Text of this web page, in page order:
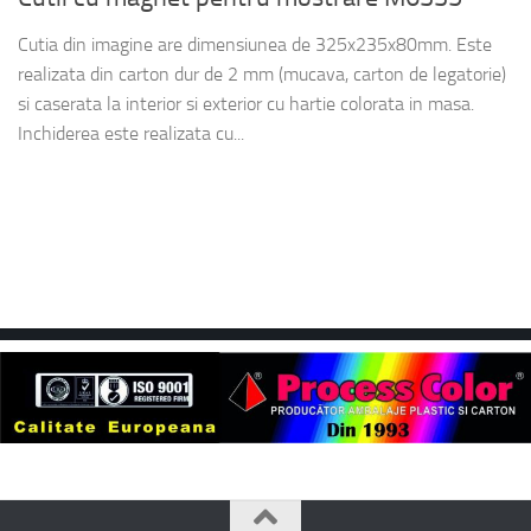
Cutia din imagine are dimensiunea de 325x235x80mm. Este
realizata din carton dur de 2 mm (mucava, carton de legatorie)
si caserata la interior si exterior cu hartie colorata in masa.
Inchiderea este realizata cu...